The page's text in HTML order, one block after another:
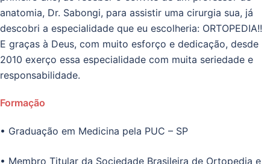
anatomia, Dr. Sabongi, para assistir uma cirurgia sua, já
descobri a especialidade que eu escolheria: ORTOPEDIA!!
E graças à Deus, com muito esforço e dedicação, desde
2010 exerço essa especialidade com muita seriedade e
responsabilidade.
Formação
• Graduação em Medicina pela PUC – SP
• Membro Titular da Sociedade Brasileira de Ortopedia e